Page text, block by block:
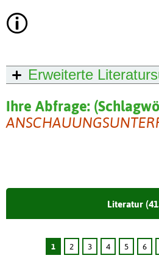
Erweiterte
Ihre Abfrage: (
Literatur
1 2 3 4 5 6